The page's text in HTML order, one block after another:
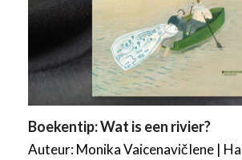
Boekentip: Wat is een rivier?
Auteur: Monika VaicenavičIene |